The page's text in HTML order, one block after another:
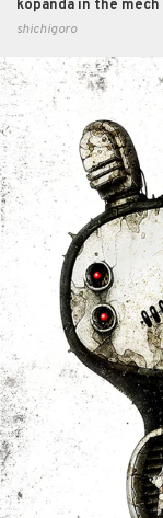
kopanda in the mech
shichigoro